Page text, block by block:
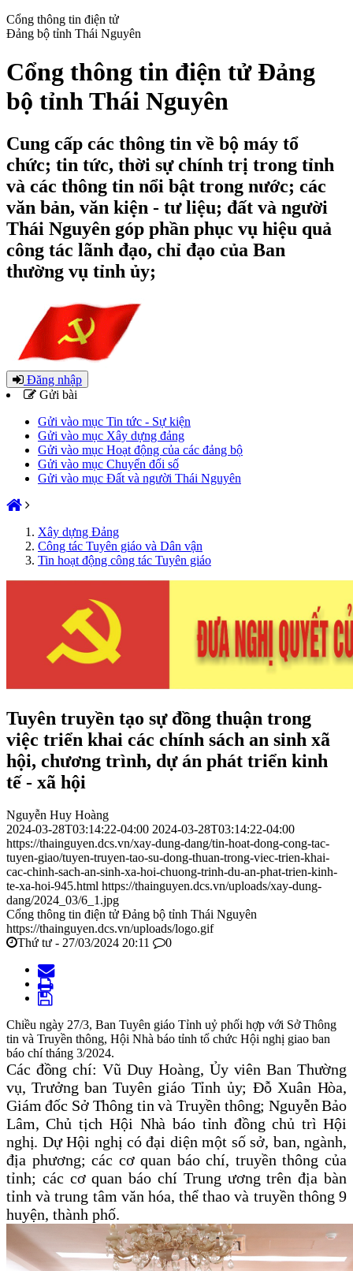
Cổng thông tin điện tử
Đảng bộ tỉnh Thái Nguyên
Cổng thông tin điện tử Đảng
bộ tỉnh Thái Nguyên
Cung cấp các thông tin về bộ máy tổ
chức; tin tức, thời sự chính trị trong tỉnh
và các thông tin nổi bật trong nước; các
văn bản, văn kiện - tư liệu; đất và người
Thái Nguyên góp phần phục vụ hiệu quả
công tác lãnh đạo, chỉ đạo của Ban
thường vụ tỉnh ủy;
Đăng nhập
Gửi bài
Gửi vào mục Tin tức - Sự kiện
Gửi vào mục Xây dựng đảng
Gửi vào mục Hoạt động của các đảng bộ
Gửi vào mục Chuyển đổi số
Gửi vào mục Đất và người Thái Nguyên
Xây dựng Đảng
Công tác Tuyên giáo và Dân vận
Tin hoạt động công tác Tuyên giáo
Tuyên truyền tạo sự đồng thuận trong
việc triển khai các chính sách an sinh xã
hội, chương trình, dự án phát triển kinh
tế - xã hội
Nguyễn Huy Hoàng
2024-03-28T03:14:22-04:00 2024-03-28T03:14:22-04:00
https://thainguyen.dcs.vn/xay-dung-dang/tin-hoat-dong-cong-tac-
tuyen-giao/tuyen-truyen-tao-su-dong-thuan-trong-viec-trien-khai-
cac-chinh-sach-an-sinh-xa-hoi-chuong-trinh-du-an-phat-trien-kinh-
te-xa-hoi-945.html https://thainguyen.dcs.vn/uploads/xay-dung-
dang/2024_03/6_1.jpg
Cổng thông tin điện tử Đảng bộ tỉnh Thái Nguyên
https://thainguyen.dcs.vn/uploads/logo.gif
Thứ tư - 27/03/2024 20:11
0
Chiều ngày 27/3, Ban Tuyên giáo Tỉnh uỷ phối hợp với Sở Thông
tin và Truyền thông, Hội Nhà báo tỉnh tổ chức Hội nghị giao ban
báo chí tháng 3/2024.
Các đồng chí: Vũ Duy Hoàng, Ủy viên Ban Thường
vụ, Trưởng ban Tuyên giáo Tỉnh ủy; Đỗ Xuân Hòa,
Giám đốc Sở Thông tin và Truyền thông; Nguyễn Bảo
Lâm, Chủ tịch Hội Nhà báo tỉnh đồng chủ trì Hội
nghị. Dự Hội nghị có đại diện một số sở, ban, ngành,
địa phương; các cơ quan báo chí, truyền thông của
tỉnh; các cơ quan báo chí Trung ương trên địa bàn
tỉnh và trung tâm văn hóa, thể thao và truyền thông 9
huyện, thành phố.